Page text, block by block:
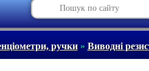
ручки» Виводні